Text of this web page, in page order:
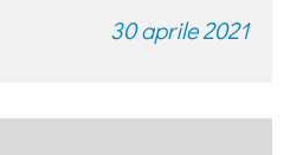
30 aprile 2021